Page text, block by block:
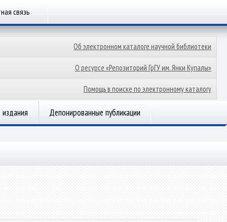
связь
Об электронном каталоге научной библиотеки
О ресурсе «Репозиторий ГрГУ им. Янки Купалы»
Помощь в поиске по электронному каталогу
Депонированные публикации